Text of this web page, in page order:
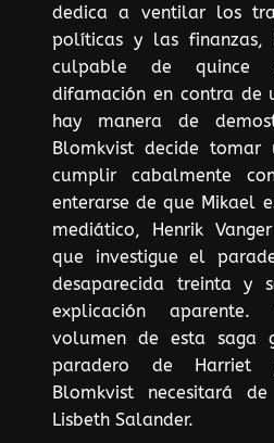
dedica a ventilar los
políticas y las finanzas,
culpable de quince
difamación en contra de
hay manera de
Blomkvist decide
cumplir cabalmente
enterarse de que Mikael
mediático, Henrik
que investigue el
desaparecida treinta y
explicación
volumen de esta saga
paradero de
Blomkvist necesitará
Lisbeth Salander.